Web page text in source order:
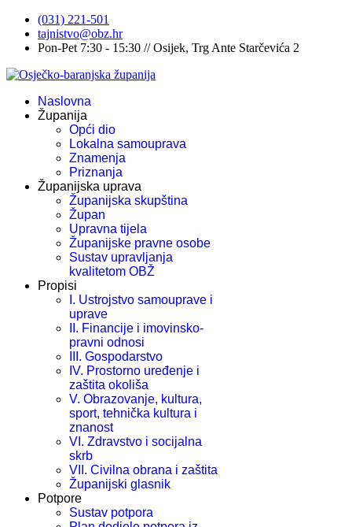
(031) 221-501
tajnistvo@obz.hr
Pon-Pet 7:30 - 15:30 // Osijek, Trg Ante Starčevića 2
Naslovna
Županija
Opći dio
Lokalna samouprava
Znamenja
Priznanja
Županijska uprava
Županijska skupština
Župan
Upravna tijela
Županijske pravne osobe
Sustav upravljanja
kvalitetom OBŽ
Propisi
I. Ustrojstvo samouprave i
uprave
II. Financije i imovinsko-
pravni odnosi
III. Gospodarstvo
IV. Prostorno uređenje i
zaštita okoliša
V. Obrazovanje, kultura,
sport, tehnička kultura i
znanost
VI. Zdravstvo i socijalna
skrb
VII. Civilna obrana i zaštita
Županijski glasnik
Potpore
Sustav potpora